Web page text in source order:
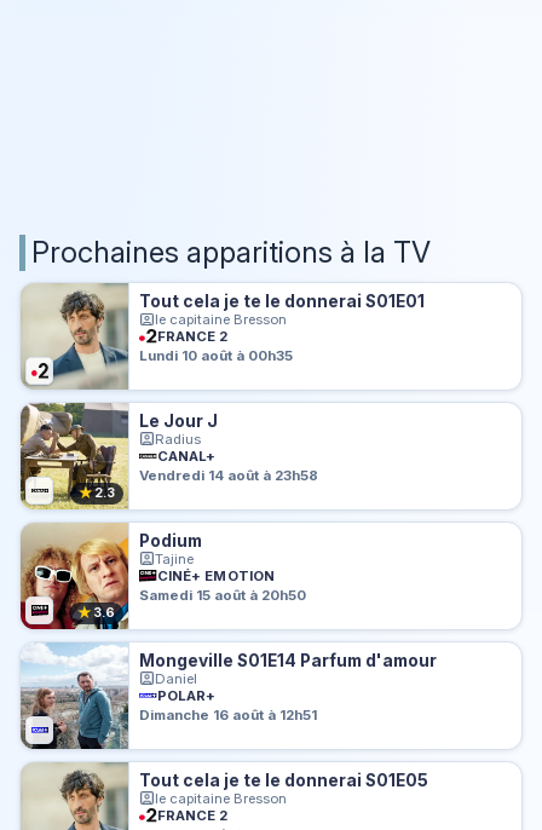
Prochaines apparitions à la TV
Tout cela je te le donnerai S01E01
le capitaine Bresson
FRANCE 2
Lundi 10 août à 00h35
★2.3
Le Jour J
Radius
CANAL+
Vendredi 14 août à 23h58
★ 3.6
Podium
Tajine
CINÉ+ EMOTION
Samedi 15 août à 20h50
Mongeville S01E14 Parfum d'amour
Daniel
POLAR+
Dimanche 16 août à 12h51
Tout cela je te le donnerai S01E05
le capitaine Bresson
FRANCE 2